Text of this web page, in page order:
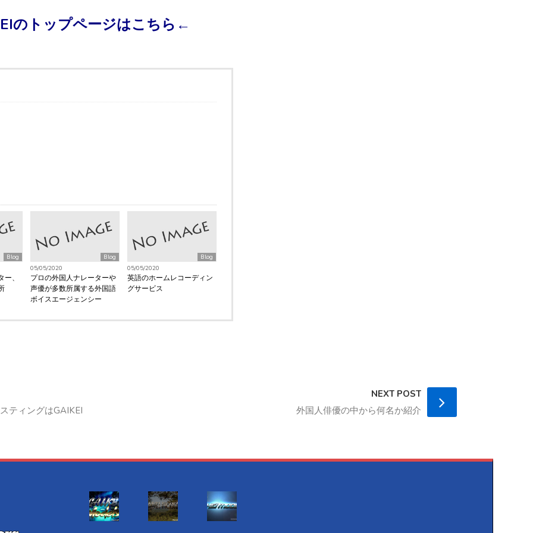
のトップページはこちら←
Blog
、
Blog
05/05/2020
プロの外国人ナレーターや
声優が多数所属する外国語
ボイスエージェンシー
Blog
05/05/2020
英語のホームレコーディン
グサービス
ティングはGAIKEI
NEXT POST
外国人俳優の中から何名か紹介